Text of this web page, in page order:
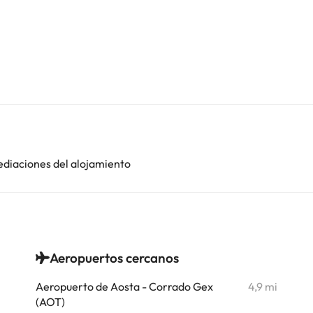
del alojamiento
Aeropuertos cercanos
Aeropuerto de Aosta - Corrado Gex
(AOT)
4,9 mi